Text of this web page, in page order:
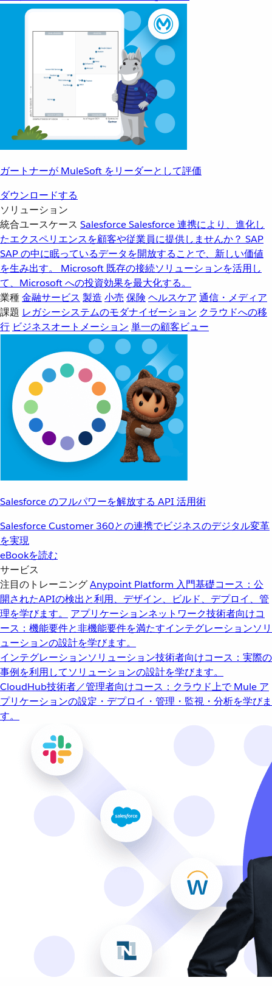
ガートナーが MuleSoft をリーダーとして評価
ダウンロードする
ソリューション
統合ユースケース SalesforceSalesforce 連携により、進化し
たエクスペリエンスを顧客や従業員に提供しませんか？ SAP
SAP の中に眠っているデータを開放することで、新しい価値
を生み出す。
Microsoft 既存の接続ソリューションを活用し
て、Microsoft への投資効果を最大化する。
業種金融サービス 製造 小売 保険 ヘルスケア 通信・メディア
課題 レガシーシステムのモダナイゼーション クラウドへの移
行 ビジネスオートメーション 単一の顧客ビュー
Salesforce のフルパワーを解放する API 活用術
Salesforce Customer 360との連携でビジネスのデジタル変革
を実現
eBookを読む
サービス
注目のトレーニングAnypoint Platform 入門基礎コース：公
開されたAPIの検出と利用、デザイン、ビルド、デプロイ、管
理を学びます。
アプリケーションネットワーク技術者向けコ
ース：機能要件と非機能要件を満たすインテグレーションソリ
ューションの設計を学びます。
インテグレーションソリューション技術者向けコース：実際の
事例を利用してソリューションの設計を学びます。
CloudHub技術者／管理者向けコース：クラウド上で Mule ア
プリケーションの設定・デプロイ・管理・監視・分析を学びま
す。